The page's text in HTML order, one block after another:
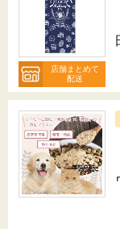
店舗まとめて
配送